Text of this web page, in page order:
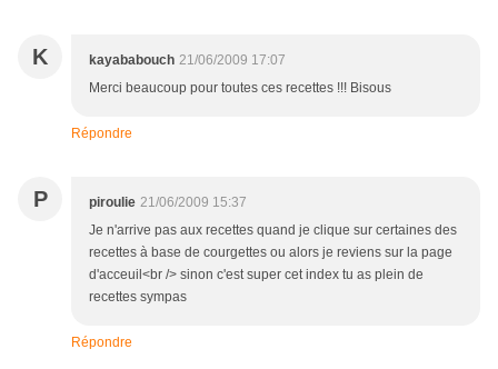
K kayababouch 21/06/2009 17:07
Merci beaucoup pour toutes ces recettes !!! Bisous
Répondre
P piroulie 21/06/2009 15:37
Je n'arrive pas aux recettes quand je clique sur certaines des
recettes à base de courgettes ou alors je reviens sur la page
d'acceuil<br /> sinon c'est super cet index tu as plein de
recettes sympas
Répondre